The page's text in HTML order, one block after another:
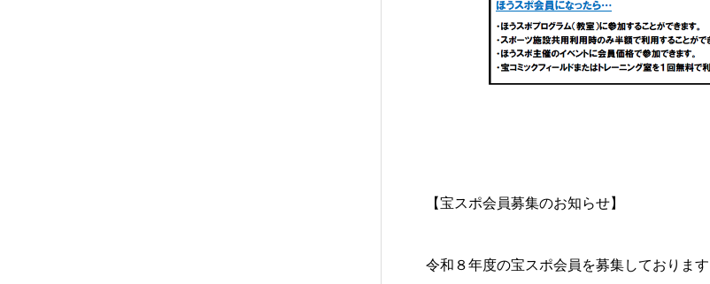
【宝スポ会員募集のお知らせ】
令和８年度の宝スポ会員を募集しております